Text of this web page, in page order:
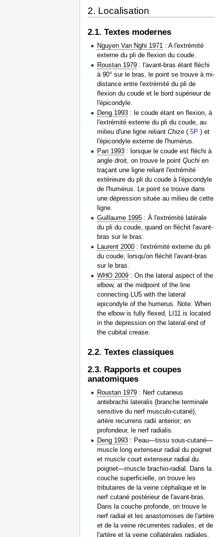
2. Localisation
2.1. Textes modernes
Nguyen Van Nghi 1971 : A l'extrémité
externe du pli de flexion du coude.
Roustan 1979 : l'avant-bras étant fléchi
à 90° sur le bras, le point se trouve à mi-
distance entre l'extrémité du pli de
flexion du coude et le bord supérieur de
l'épicondyle.
Deng 1993 : le coude étant en flexion, à
l'extrémité externe du pli du coude, au
milieu d'une ligne reliantChize (5P ) et
l'épicondyle externe de l'humérus.
Pan 1993 : lorsque le coude est fléchi à
angle droit, on trouve le pointQuchi en
traçant une ligne reliant l'extrémité
extérieure du pli du coude à l'épicondyle
de l'humérus. Le point se trouve dans
une dépression située au milieu de cette
ligne.
Guillaume 1995 : À l'extrémité latérale
du pli du coude, quand on fléchit l'avant-
bras sur le bras.
Laurent 2000 : l'extrémité externe du pli
du coude, lorsqu'on fléchit l'avant-bras
sur le bras.
WHO 2009 : On the lateral aspect of the
elbow, at the midpoint of the line
connecting LU5 with the lateral
epicondyle of the humerus. Note: When
the elbow is fully flexed, LI11 is located
in the depression on the lateral end of
the cubital crease.
2.2. Textes classiques
2.3. Rapports et coupes
anatomiques
Roustan 1979 : Nerf cutaneus
antebrachii lateralis (branche terminale
sensitive du nerf musculo-cutané),
artère recurrens radii anterior; en
profondeur, le nerf radialis.
Deng 1993 : Peau—tissu sous-cutané—
muscle long extenseur radial du poignet
et muscle court extenseur radial du
poignet—muscle brachio-radial. Dans la
couche superficielle, on trouve les
tributaires de la veine céphalique et le
nerf cutané postérieur de l'avant-bras.
Dans la couche profonde, on trouve le
nerf radial et les anastomoses de l'artère
et de la veine récurrentes radiales, et de
l'artère et la veine collatérales radiales.